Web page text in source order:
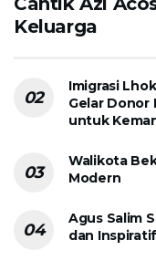
Keluarga
Imigrasi
Gelar Donor
untuk
Walikota
Modern
Agus Salim
dan Inspiratif